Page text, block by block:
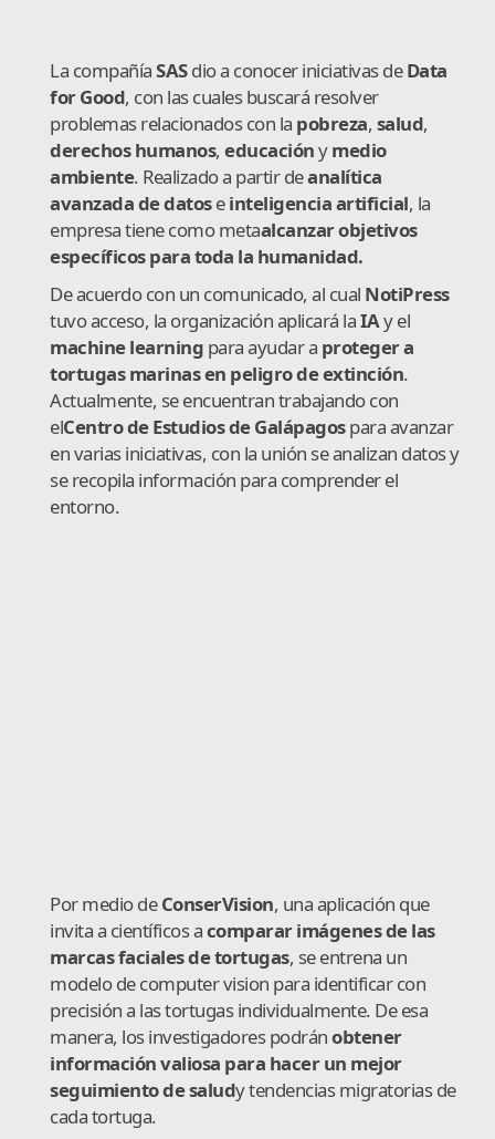
La compañíaSASdio a conocer iniciativas deData
for Good, con las cuales buscará resolver
problemas relacionados con la pobreza, salud,
derechos humanos, educaciónymedio
ambiente. Realizado a partir deanalítica
avanzada de datoseinteligencia artificial, la
empresa tiene como metaalcanzar objetivos
específicos para toda la humanidad.
De acuerdo con un comunicado, al cual NotiPress
tuvo acceso, la organización aplicará laIAy el
machine learning para ayudar a proteger a
tortugas marinas en peligro de extinción.
Actualmente, se encuentran trabajando con
elCentro de Estudios de Galápagospara avanzar
en varias iniciativas, con la unión se analizan datos y
se recopila información para comprender el
entorno.
Por medio deConserVision, una aplicación que
invita a científicos acomparar imágenes de las
marcas faciales de tortugas, se entrena un
modelo de computer vision para identificar con
precisión a las tortugas individualmente. De esa
manera, los investigadores podránobtener
información valiosa para hacer un mejor
seguimiento de saludy tendencias migratorias de
cada tortuga.